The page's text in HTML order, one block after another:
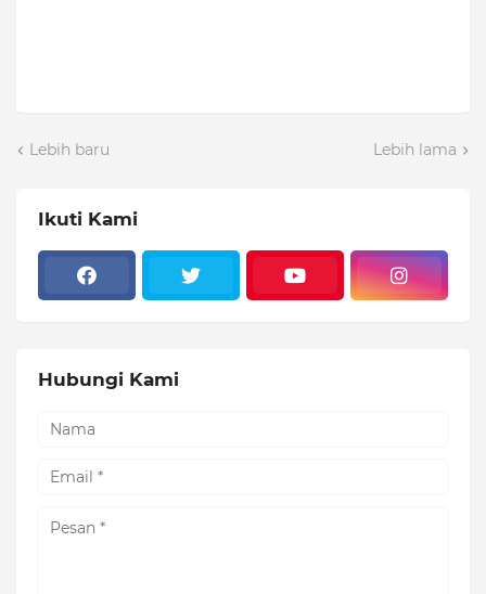
Lebih baru Lebih lama
Ikuti Kami
Hubungi Kami